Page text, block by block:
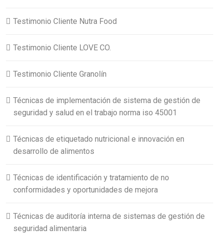
Testimonio Cliente Nutra Food
Testimonio Cliente LOVE CO.
Testimonio Cliente Granolín
Técnicas de implementación de sistema de gestión de
seguridad y salud en el trabajo norma iso 45001
Técnicas de etiquetado nutricional e innovación en
desarrollo de alimentos
Técnicas de identificación y tratamiento de no
conformidades y oportunidades de mejora
Técnicas de auditoría interna de sistemas de gestión de
seguridad alimentaria